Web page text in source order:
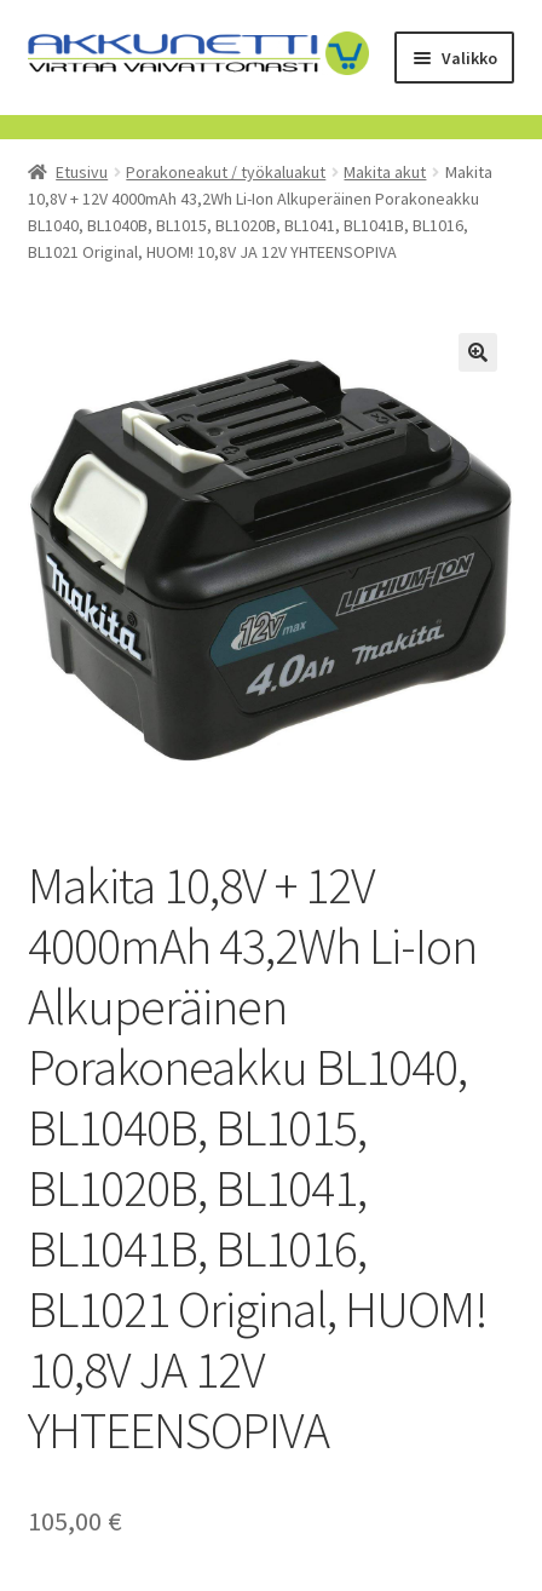
Siirry
navigointiin
Siirry
sisältöön
Valikko
Kauppa
Tietoa meistä
Yrityksille
POISTUVAT TUOTTEET
Etusivu Porakoneakut / työkaluakut Makita akut
Makita
10,8V + 12V 4000mAh 43,2Wh Li-Ion Alkuperäinen Porakoneakku
BL1040, BL1040B, BL1015, BL1020B, BL1041, BL1041B, BL1016,
BL1021 Original, HUOM! 10,8V JA 12V YHTEENSOPIVA
Makita 10,8V + 12V
4000mAh 43,2Wh Li-Ion
Alkuperäinen
Porakoneakku BL1040,
BL1040B, BL1015,
BL1020B, BL1041,
BL1041B, BL1016,
BL1021 Original, HUOM!
10,8V JA 12V
YHTEENSOPIVA
105,00 €